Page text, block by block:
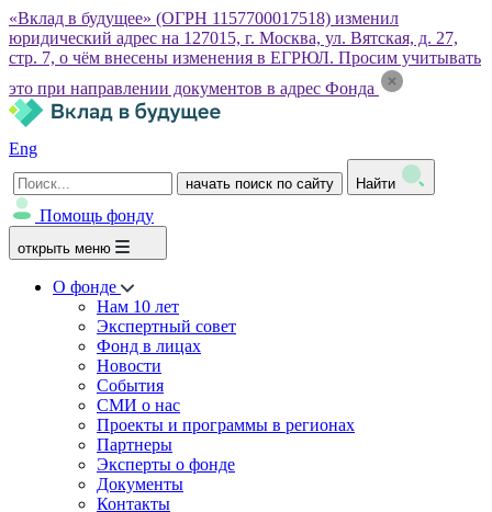
«Вклад в будущее» (ОГРН 1157700017518) изменил
юридический адрес на 127015, г. Москва, ул. Вятская, д. 27,
стр. 7, о чём внесены изменения в ЕГРЮЛ. Просим учитывать
это при направлении документов в адрес Фонда
Eng
начать поиск по сайту Найти
Помощь фонду
открыть меню
О фонде
Нам 10 лет
Экспертный совет
Фонд в лицах
Новости
События
СМИ о нас
Проекты и программы в регионах
Партнеры
Эксперты о фонде
Документы
Контакты